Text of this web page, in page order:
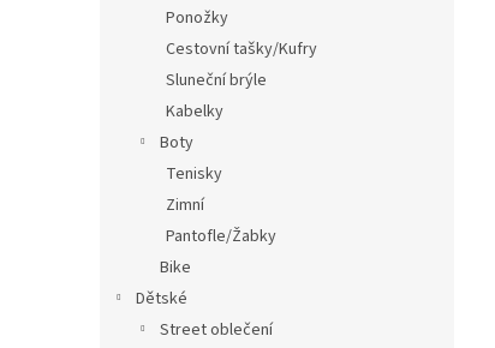
Ponožky
Cestovní tašky/Kufry
Sluneční brýle
Kabelky
Boty
Tenisky
Zimní
Pantofle/Žabky
Bike
Dětské
Street oblečení